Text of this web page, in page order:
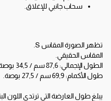
سحاب جانبي للإغلاق.
تظهر الصورة المقاس S.
المقاس الحقيقي.
الطول الإجمالي: 87,6 سم / 34,5 بوصة.
طول الأكمام: 69,9 سم / 27,5 بوصة.
يبلغ طول العارضة التي ترتدي اللون البني 179